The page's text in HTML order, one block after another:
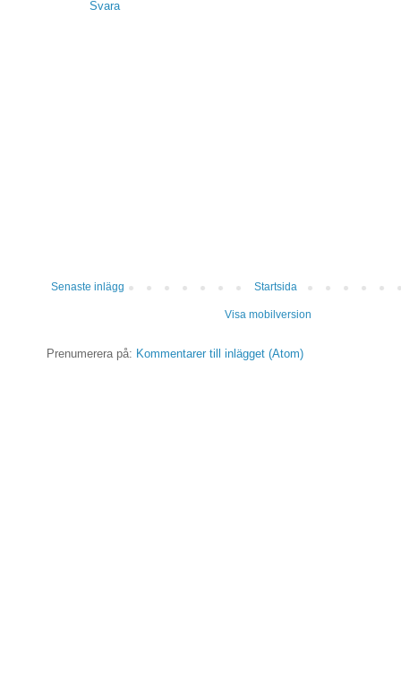
Svara
Senaste inlägg Startsida
Visa mobilversion
Prenumerera på: Kommentarer till inlägget (Atom)